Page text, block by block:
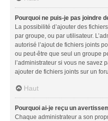
Pourquoi ne puis-je pas joindre
La possibilité d’ajouter des
par groupe, ou par utilisateur.
autorisé l’ajout de fichiers joints
ou peut-être que seul un groupe
l’administrateur si vous ne savez
ajouter de fichiers joints sur un
Haut
Pourquoi ai-je reçu un
Chaque administrateur a son